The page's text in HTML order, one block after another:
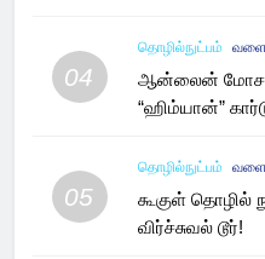
04
தொழில்நுட்பம்
ஆன்லைன்
“ஹிம்யான்”
05
தொழில்நுட்பம்
கூகுள் தொழில்
விர்ச்சுவல் டூர்!